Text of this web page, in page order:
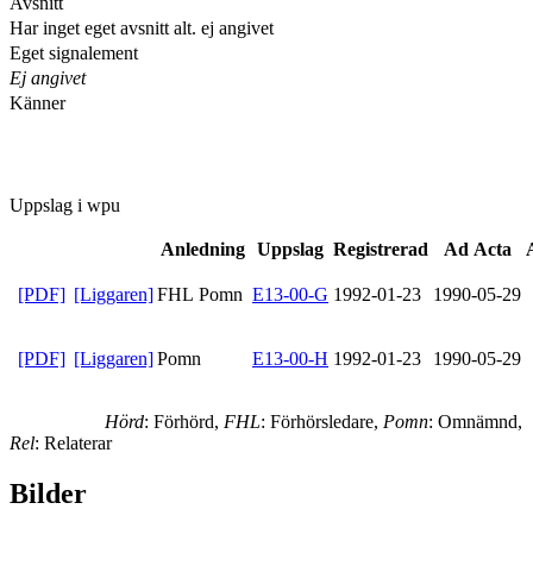
Har inget eget avsnitt alt. ej angivet
Eget signalement
Ej angivet
Känner
Uppslag i wpu
Anledning Uppslag Registrerad Ad Acta
[PDF] [Liggaren]FHL Pomn E13-00-G 1992-01-23 1990-05-29
[PDF] [Liggaren]Pomn E13-00-H 1992-01-23 1990-05-29
Hörd: Förhörd, FHL: Förhörsledare, Pomn: Omnämnd,
Rel: Relaterar
Bilder